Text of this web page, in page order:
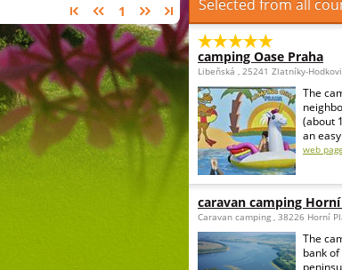
1 Selected from all
camping Oase Praha
Libeňská , 25241 Zlatníky-
The
(about
an
web
caravan camping
Caravan camping , 38226 Horní
The
bank